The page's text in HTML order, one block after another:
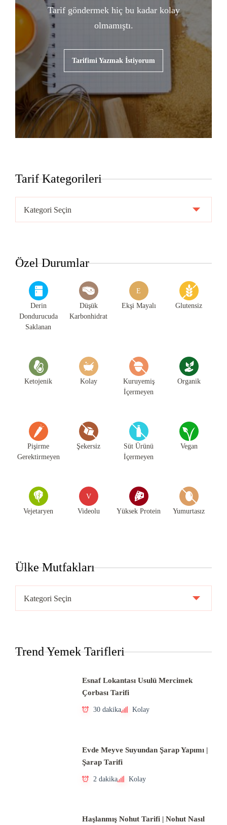
Tarif göndermek hiç bu kadar kolay
olmamıştı.
Tarifimi Yazmak İstiyorum
Tarif Kategorileri
Kategorileri
Özel Durumlar
Derin
Dondurucuda
Saklanan
Düşük
Karbonhidrat
E
Ekşi Mayalı Glutensiz
Ketojenik Kolay
Kuruyemiş
İçermeyen
Organik
Pişirme
Gerektirmeyen
Şekersiz
Süt Ürünü
İçermeyen
Vegan
Vejetaryen
V
Videolu Yüksek Protein Yumurtasız
Ülke Mutfakları
Mutfakları
Trend Yemek Tarifleri
Esnaf Lokantası Usulü Mercimek
Çorbası Tarifi
30 dakika Kolay
Evde Meyve Suyundan Şarap Yapımı |
Şarap Tarifi
2 dakika Kolay
Haşlanmış Nohut Tarifi | Nohut Nasıl